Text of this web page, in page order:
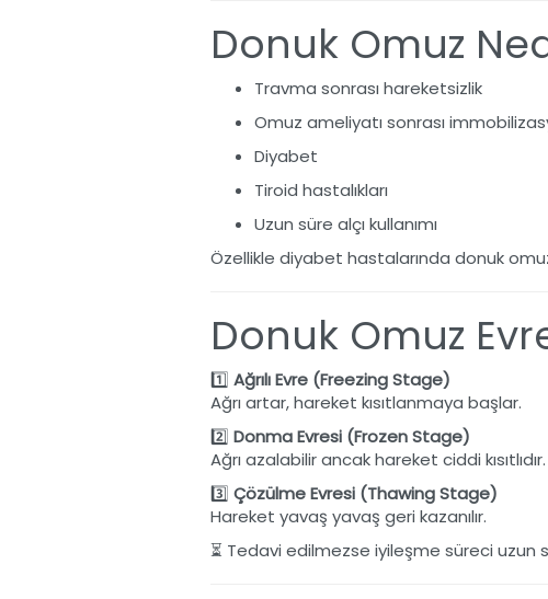
Donuk Omuz
Travma sonrası hareketsizlik
Omuz ameliyatı sonrası
Diyabet
Tiroid hastalıkları
Uzun süre alçı kullanımı
Özellikle diyabet hastalarında donuk
Donuk Omuz
1️⃣Ağrılı Evre (Freezing Stage)
Ağrı artar, hareket kısıtlanmaya başlar.
2️⃣Donma Evresi (Frozen Stage)
Ağrı azalabilir ancak hareket ciddi kısıtlıdır.
3️⃣Çözülme Evresi (Thawing Stage)
Hareket yavaş yavaş geri kazanılır.
⏳ Tedavi edilmezse iyileşme süreci uzun